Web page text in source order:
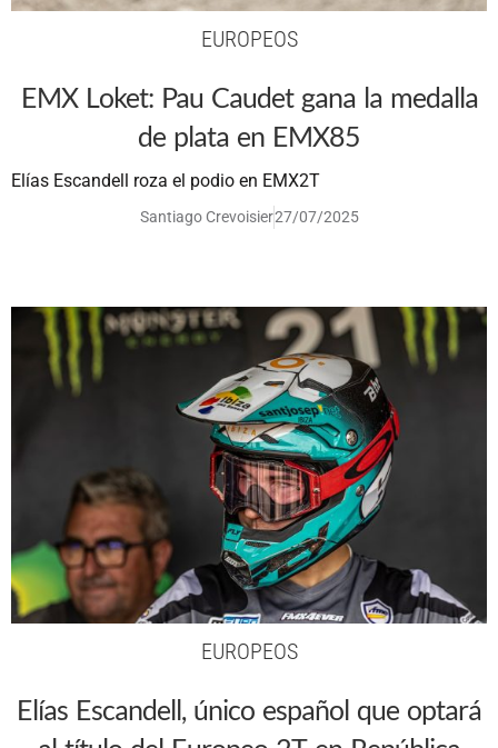
EUROPEOS
EMX Loket: Pau Caudet gana la medalla
de plata en EMX85
Elías Escandell roza el podio en EMX2T
Santiago Crevoisier27/07/2025
EUROPEOS
Elías Escandell, único español que optará